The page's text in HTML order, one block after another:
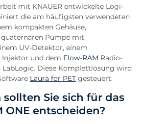
mit KNAUER entwickelte Logi-
die am häufigsten verwendeten
kompakten Gehäuse,
Pumpe mit
UV-Detektor, einem
und dem Flow-RAM Radio-
LabLogic. Diese Komplettlösung wird
Laura for PET gesteuert.
Sie sich für das
ONE entscheiden?